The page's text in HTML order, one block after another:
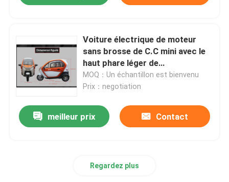
Scooter électrique de dames
Scooter électrique de la CEE
Scooter électrique de long terme
Voiture électrique de moteur
sans brosse de C.C mini avec le
haut phare léger de
polycarbonate
MOQ：Un échantillon est bienvenu
Prix：negotiation
meilleur prix Contact
Regardez plus